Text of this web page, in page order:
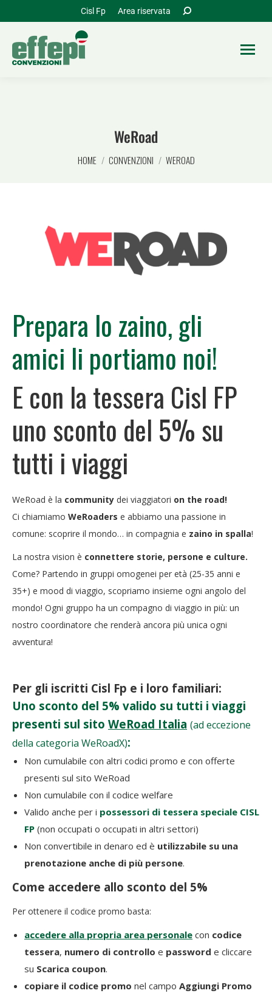
Cisl Fp Area riservata Cerca:
WeRoad
Tu sei qui:
HOME CONVENZIONI WEROAD
Prepara lo zaino, gli
amici li portiamo noi!
E con la tessera Cisl FP
uno sconto del 5% su
tutti i viaggi
WeRoad è la community dei viaggiatori on the road!
Ci chiamiamo WeRoaders e abbiamo una passione in
comune: scoprire il mondo… in compagnia e zaino in spalla!
La nostra vision è connettere storie, persone e culture.
Come? Partendo in gruppi omogenei per età (25-35 anni e
35+) e mood di viaggio, scopriamo insieme ogni angolo del
mondo! Ogni gruppo ha un compagno di viaggio in più: un
nostro coordinatore che renderà ancora più unica ogni
avventura!
Per gli iscritti Cisl Fp e i loro familiari:
Uno sconto del 5% valido su tutti i viaggi
presenti sul sito WeRoad Italia (ad eccezione
della categoria WeRoadX):
Non cumulabile con altri codici promo e con offerte
presenti sul sito WeRoad
Non cumulabile con il codice welfare
Valido anche per i possessori di tessera speciale CISL
FP (non occupati o occupati in altri settori)
Non convertibile in denaro ed è utilizzabile su una
prenotazione anche di più persone.
Come accedere allo sconto del 5%
Per ottenere il codice promo basta:
accedere alla propria area personale con codice
tessera, numero di controllo e password e cliccare
su Scarica coupon.
copiare il codice promo nel campo Aggiungi Promo